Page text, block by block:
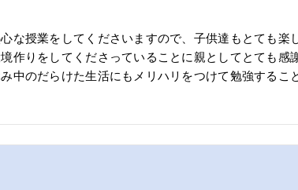
な授業をしてくださいますので、子供達もとても楽
作りをしてくださっていることに親としてとても感
中のだらけた生活にもメリハリをつけて勉強するこ